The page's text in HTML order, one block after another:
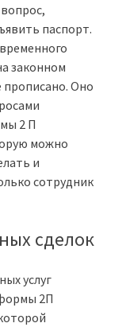
паспорт.
законном
прописано. Оно
2 П
можно
и
сотрудник
сделок
услуг
2П